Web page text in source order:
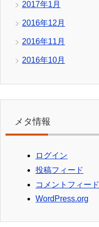
2017年1月
2016年12月
2016年11月
2016年10月
メタ情報
ログイン
投稿フィード
コメントフィード
WordPress.org